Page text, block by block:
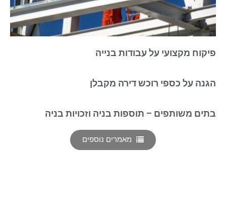
פיקוח מקצועי על עבודות בנייה
הגנה על כספי רוכש דירה מקבלן
בתים משותפים – תוספות בניה וזכויות בניה
מאמרים נוספים